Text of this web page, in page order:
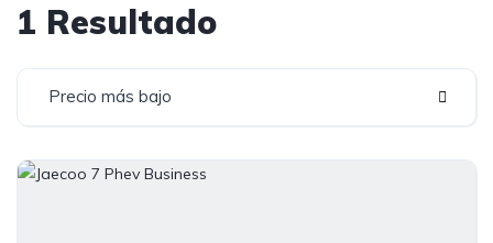
1 Resultado
Precio más bajo